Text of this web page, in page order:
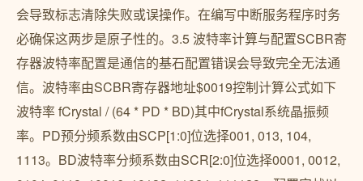
会导致标志清除失败或误操作。在编写中断服务程序时务
必确保这两步是原子性的。3.5 波特率计算与配置SCBR寄
存器波特率配置是通信的基石配置错误会导致完全无法通
信。波特率由SCBR寄存器地址$0019控制计算公式如下
波特率 fCrystal / (64 * PD * BD)其中fCrystal系统晶振频
率。PD预分频系数由SCP[1:0]位选择001, 013, 104,
1113。BD波特率分频系数由SCR[2:0]位选择0001, 0012,